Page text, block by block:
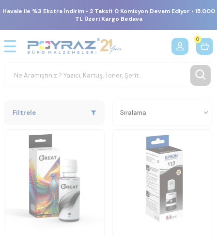
Havale ile %3 Ekstra İndirim • 2 Taksit 0 Komisyon Devam Ediyor • 15.000
TL Üzeri Kargo Bedava
0
Filtrele